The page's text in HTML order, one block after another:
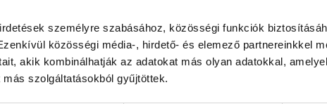
személyre szabásához, közösségi funkciók
közösségi média-, hirdető- és elemező partnereinkkel
akik kombinálhatják az adatokat más olyan adatokkal,
szolgáltatásokból gyűjtöttek.